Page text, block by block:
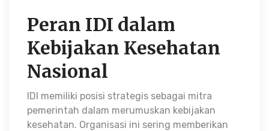
Peran IDI dalam
Kebijakan Kesehatan
Nasional
IDI memiliki posisi strategis sebagai mitra
pemerintah dalam merumuskan kebijakan
kesehatan. Organisasi ini sering memberikan